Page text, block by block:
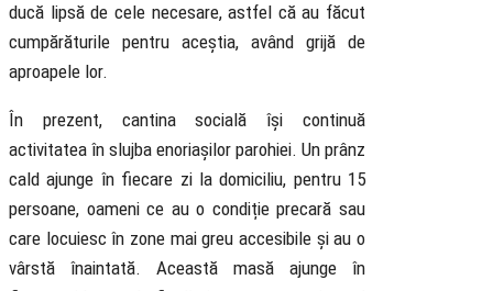
ducă lipsă de cele necesare, astfel că au făcut
cumpărăturile pentru aceștia, având grijă de
aproapele lor.
În prezent, cantina socială își continuă
activitatea în slujba enoriașilor parohiei. Un prânz
cald ajunge în fiecare zi la domiciliu, pentru 15
persoane, oameni ce au o condiție precară sau
care locuiesc în zone mai greu accesibile și au o
vârstă înaintată. Această masă ajunge în